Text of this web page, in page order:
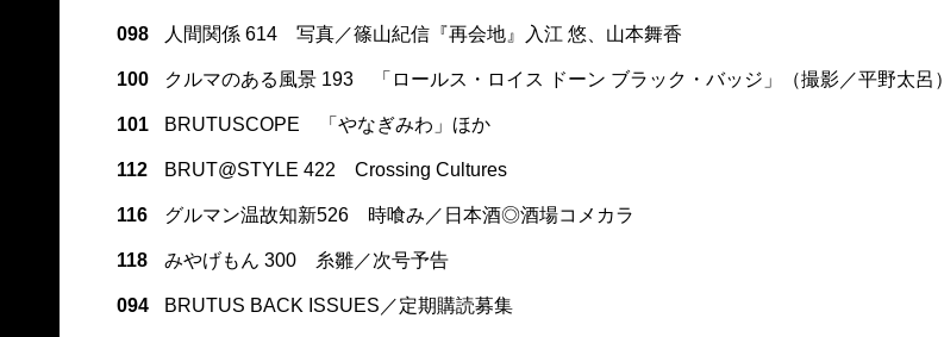
098 人間関係 614 写真／篠山紀信『再会地』入江 悠、山本舞香
100 クルマのある風景 193 「ロールス・ロイス ドーン ブラック・バッジ」（撮影／平野太呂）
101 BRUTUSCOPE 「やなぎみわ」ほか
112 BRUT@STYLE 422 Crossing Cultures
116 グルマン温故知新526 時喰み／日本酒◎酒場コメカラ
118 みやげもん 300 糸雛／次号予告
094 BRUTUS BACK ISSUES／定期購読募集